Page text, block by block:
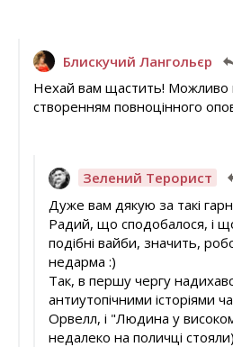
Блискучий Лангольєр
Нехай вам щастить! Можливо
створенням повноцінного
Зелений Терорист
Дуже вам дякую за такі
Радий, що сподобалося, і
подібні вайби, значить,
недарма :)
Так, в першу чергу
антиутопічними історіями
Орвелл, і "Людина у
недалеко на поличці